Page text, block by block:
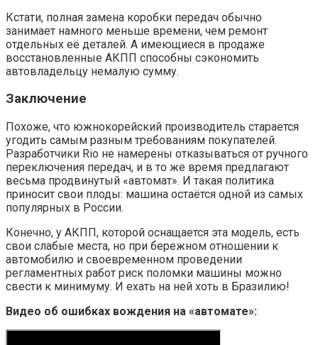
Кстати, полная замена коробки передач обычно
занимает намного меньше времени, чем ремонт
отдельных её деталей. А имеющиеся в продаже
восстановленные АКПП способны сэкономить
автовладельцу немалую сумму.
Заключение
Похоже, что южнокорейский производитель старается
угодить самым разным требованиям покупателей.
Разработчики Rio не намерены отказываться от ручного
переключения передач, и в то же время предлагают
весьма продвинутый «автомат». И такая политика
приносит свои плоды: машина остаётся одной из самых
популярных в России.
Конечно, у АКПП, которой оснащается эта модель, есть
свои слабые места, но при бережном отношении к
автомобилю и своевременном проведении
регламентных работ риск поломки машины можно
свести к минимуму. И ехать на ней хоть в Бразилию!
Видео об ошибках вождения на «автомате»: